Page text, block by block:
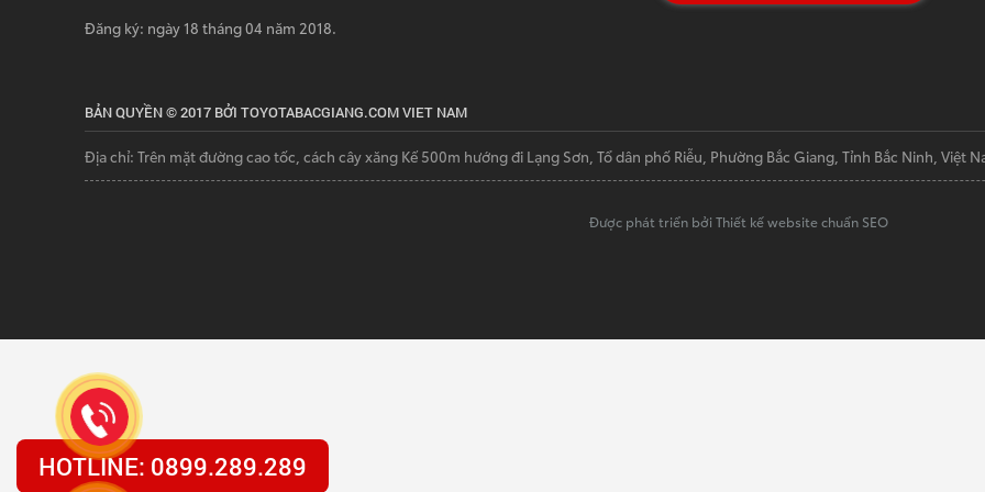
Đăng ký: ngày 18 tháng 04 năm 2018.
BẢN QUYỀN © 2017 BỞI TOYOTABACGIANG.COM VIET NAM
Địa chỉ: Trên mặt đường cao tốc, cách cây xăng Kế 500m hướng đi Lạng Sơn, Tổ dân phố Riễu, Phường Bắc Giang, Tỉnh Bắc Ninh, Việt
Được phát triển bởi Thiết kế website chuẩn SEO
HOTLINE: 0899.289.289